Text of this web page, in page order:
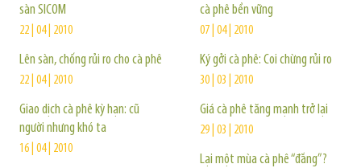
sàn SICOM
22 | 04 | 2010
Lên sàn, chống rủi ro cho cà phê
22 | 04 | 2010
Giao dịch cà phê kỳ hạn: cũ
người nhưng khó ta
16 | 04 | 2010
cà phê bền vững
07 | 04 | 2010
Ký gởi cà phê: Coi chừng rủi ro
30 | 03 | 2010
Giá cà phê tăng mạnh trở lại
29 | 03 | 2010
Lại một mùa cà phê “đắng”?